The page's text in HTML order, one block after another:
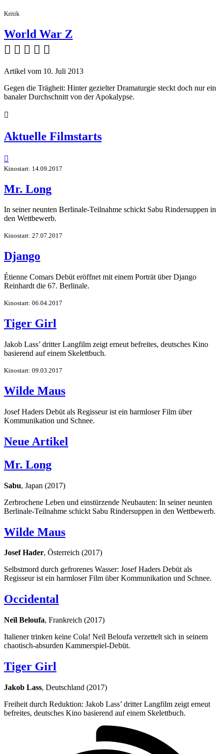
Kritik
World War Z
    
Artikel vom 10. Juli 2013
Gegen die Trägheit: Hinter gezielter Dramaturgie steckt doch nur ein
banaler Durchschnitt von der Apokalypse.

Aktuelle Filmstarts

Kinostart: 14.09.2017
Mr. Long
In seiner neunten Berlinale-Teilnahme schickt Sabu Rindersuppen in
den Wettbewerb.
Kinostart: 27.07.2017
Django
Étienne Comars Debüt eröffnet mit einem Porträt über Django
Reinhardt die 67. Berlinale.
Kinostart: 06.04.2017
Tiger Girl
Jakob Lass’ dritter Langfilm zeigt erneut befreites, deutsches Kino
basierend auf einem Skelettbuch.
Kinostart: 09.03.2017
Wilde Maus
Josef Haders Debüt als Regisseur ist ein harmloser Film über
Kommunikation und Schnee.
Neue Artikel
Mr. Long
Sabu, Japan (2017)
Zerbrochene Leben und einstürzende Neubauten: In seiner neunten
Berlinale-Teilnahme schickt Sabu Rindersuppen in den Wettbewerb.
Wilde Maus
Josef Hader, Österreich (2017)
Selbstmord durch gefrorenes Wasser: Josef Haders Debüt als
Regisseur ist ein harmloser Film über Kommunikation und Schnee.
Occidental
Neïl Beloufa, Frankreich (2017)
Italiener trinken keine Cola! Neïl Beloufa verzettelt sich in seinem
chaotisch-absurden Kammerspiel-Debüt.
Tiger Girl
Jakob Lass, Deutschland (2017)
Freiheit durch Reduktion: Jakob Lass’ dritter Langfilm zeigt erneut
befreites, deutsches Kino basierend auf einem Skelettbuch.